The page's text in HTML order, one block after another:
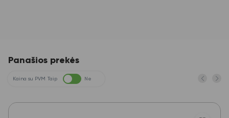
Panašios prekės
Kaina su PVM Taip Ne